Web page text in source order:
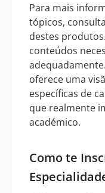
Para mais
tópicos,
destes
conteúdos
oferece uma
específicas de
que realmente
académico.
Como te